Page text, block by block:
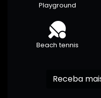
Playground
Beach tennis